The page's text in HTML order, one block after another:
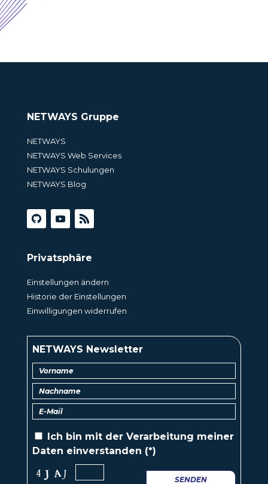
NETWAYS Gruppe
NETWAYS
NETWAYS Web Services
NETWAYS Schulungen
NETWAYS Blog
Privatsphäre
Einstellungen ändern
Historie der Einstellungen
Einwilligungen widerrufen
NETWAYS Newsletter
Ich bin mit der Verarbeitung meiner
Daten einverstanden (*)
SENDEN